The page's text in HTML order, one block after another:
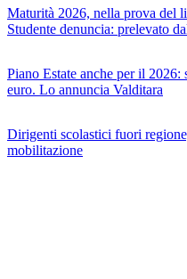
Maturità 2026, nella prova del
Studente denuncia: prelevato
Piano Estate anche per il
euro. Lo annuncia Valditara
Dirigenti scolastici fuori
mobilitazione